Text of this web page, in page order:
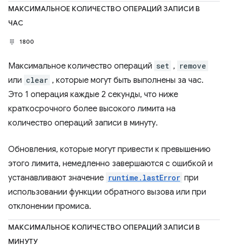
МАКСИМАЛЬНОЕ КОЛИЧЕСТВО ОПЕРАЦИЙ ЗАПИСИ В
ЧАС
1800
Максимальное количество операций set , remove
или clear , которые могут быть выполнены за час.
Это 1 операция каждые 2 секунды, что ниже
краткосрочного более высокого лимита на
количество операций записи в минуту.
Обновления, которые могут привести к превышению
этого лимита, немедленно завершаются с ошибкой и
устанавливают значение runtime.lastError при
использовании функции обратного вызова или при
отклонении промиса.
МАКСИМАЛЬНОЕ КОЛИЧЕСТВО ОПЕРАЦИЙ ЗАПИСИ В
МИНУТУ